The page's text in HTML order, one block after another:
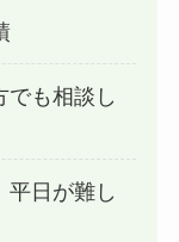
でも相談し
平日が難し